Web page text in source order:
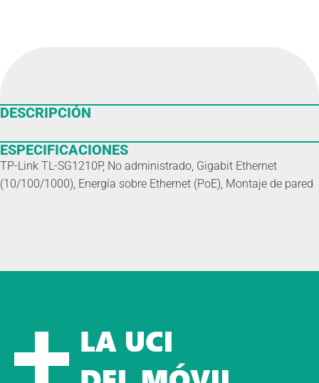
DESCRIPCIÓN
ESPECIFICACIONES
TP-Link TL-SG1210P, No administrado, Gigabit Ethernet
(10/100/1000), Energía sobre Ethernet (PoE), Montaje de pared